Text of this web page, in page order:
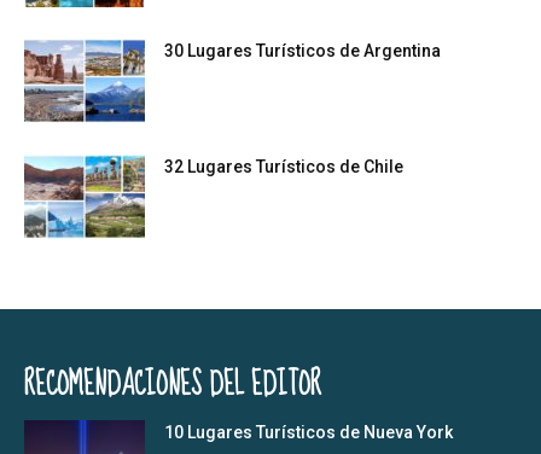
30 Lugares Turísticos de Argentina
32 Lugares Turísticos de Chile
RECOMENDACIONES DEL EDITOR
10 Lugares Turísticos de Nueva York